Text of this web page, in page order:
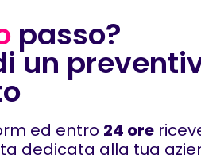
passo?
un
ed entro 24 ore
dedicata alla tua